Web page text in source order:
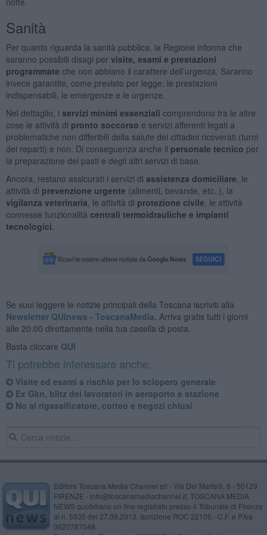
Sanità
Per quanto riguarda la sanità pubblica, la Regione informa che
saranno possibili disagi per visite, esami e prestazioni
programmate che non abbiano il carattere dell’urgenza. Saranno
invece garantite, come previsto per legge, le prestazioni
indispensabili, le emergenze e le urgenze.
Nel dettaglio, i servizi minimi essenziali comprendono tra le altre
cose le attività di pronto soccorso e servizi afferenti legati a
problematiche non differibili della salute dei cittadini ricoverati (turni
dei reparti) e non. Di conseguenza anche il personale tecnico per
la preparazione dei pasti e degli altri servizi di base.
Ancora, restano assicurati i servizi di assistenza domiciliare , le
attività di prevenzione urgente (alimenti, bevande, etc..), la
vigilanza veterinaria , le attività di protezione civile , le attività
connesse funzionalità centrali termoidrauliche e impianti
tecnologici
Se vuoi leggere le notizie principali della Toscana iscriviti alla
Newsletter QUInews - ToscanaMedia. Arriva gratis tutti i giorni
alle 20:00 direttamente nella tua casella di posta.
Basta cliccare QUI
Ti potrebbe interessare anche:
Visite ed esami a rischio per lo sciopero generale
Ex Gkn, blitz dei lavoratori in aeroporto e stazione
No al rigassificatore, corteo e negozi chiusi
Editore Toscana Media Channel srl - Via Dei Martelli, 8 - 50129
FIRENZE - info@toscanamediachannel.it. TOSCANA MEDIA
NEWS quotidiano on line registrato presso il Tribunale di Firenze
al n. 5935 del 27.09.2013. Iscrizione ROC 22105 - C.F. e P.Iva
0620787048